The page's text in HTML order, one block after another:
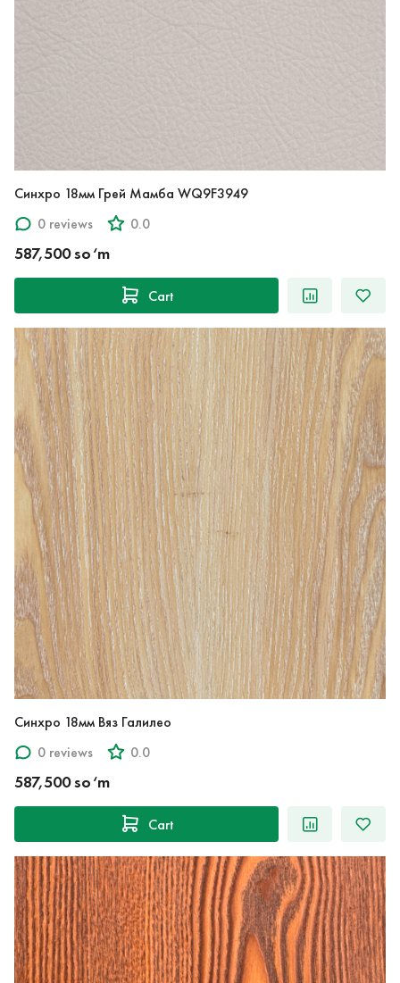
Синхро 18мм Грей Мамба WQ9F3949
0 reviews
0.0
587,500 so‘m
Cart
Синхро 18мм Вяз Галилео
0 reviews
0.0
587,500 so‘m
Cart